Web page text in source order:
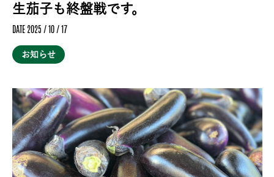
生茄子も終盤戦です。
DATE 2025 / 10 / 17
お知らせ